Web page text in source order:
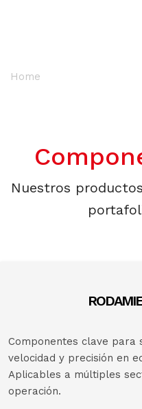
Home
Nuestros
Componentes clave para
velocidad y precisión en
Aplicables a múltiples
operación.